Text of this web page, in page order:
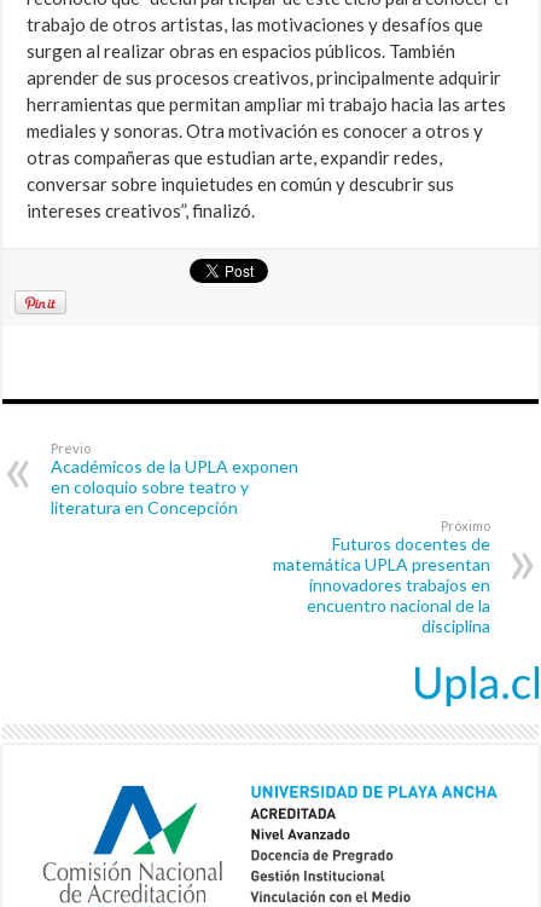
trabajo de otros artistas, las motivaciones y desafíos que
surgen al realizar obras en espacios públicos. También
aprender de sus procesos creativos, principalmente adquirir
herramientas que permitan ampliar mi trabajo hacia las artes
mediales y sonoras. Otra motivación es conocer a otros y
otras compañeras que estudian arte, expandir redes,
conversar sobre inquietudes en común y descubrir sus
intereses creativos”, finalizó.
Previo
Académicos de la UPLA exponen
en coloquio sobre teatro y
literatura en Concepción
Próximo
Futuros docentes de
matemática UPLA presentan
innovadores trabajos en
encuentro nacional de la
disciplina